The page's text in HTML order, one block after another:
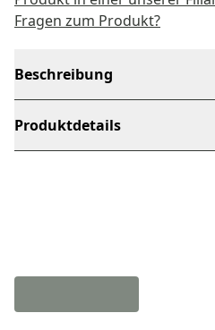
Fragen zum Produkt?
Beschreibung
Produktdetails